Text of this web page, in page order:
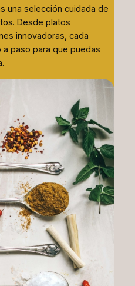
una selección cuidada de
Desde platos
innovadoras, cada
paso para que puedas